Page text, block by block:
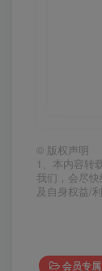
© 版权声明
1、本内容转
我们，会尽
及自身权益/
会员专属